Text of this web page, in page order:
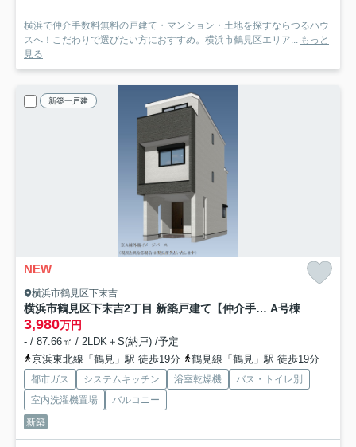
横浜で仲介手数料無料の戸建て・マンション・土地を探すならつるハウ
スへ！こだわりで選びたい方におすすめ。横浜市鶴見区エリア... もっと
見る
新築一戸建
NEW
横浜市鶴見区下末吉
横浜市鶴見区下末吉2丁目 新築戸建て【仲介手数料半額】 A号棟
3,980万円
- / 87.66㎡ / 2LDK＋S(納戸) /予定
京浜東北線「鶴見」駅 徒歩19分
鶴見線「鶴見」駅 徒歩19分
都市ガス システムキッチン 浴室乾燥機
バス・トイレ別
室内洗濯機置場
バルコニー
新築